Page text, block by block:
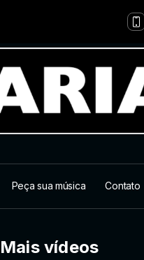
Peça sua música Contato
Mais vídeos